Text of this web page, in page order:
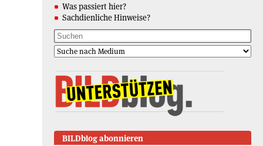
Was passiert hier?
Sachdienliche Hinweise?
BILDblog abonnieren